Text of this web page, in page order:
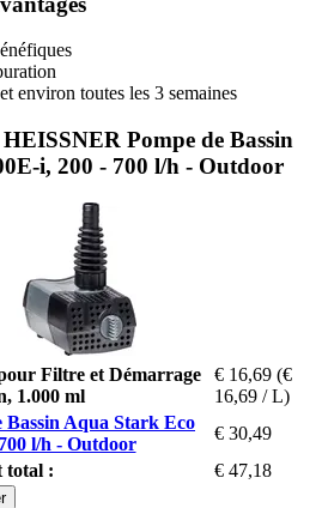
environ toutes les 3 semaines
Pompe de Bassin
i, 200 - 700 l/h - Outdoor
Filtre et Démarrage
1.000 ml
€ 16,69 (€
16,69 / L)
Aqua Stark Eco
l/h - Outdoor
€ 30,49
total :
€ 47,18